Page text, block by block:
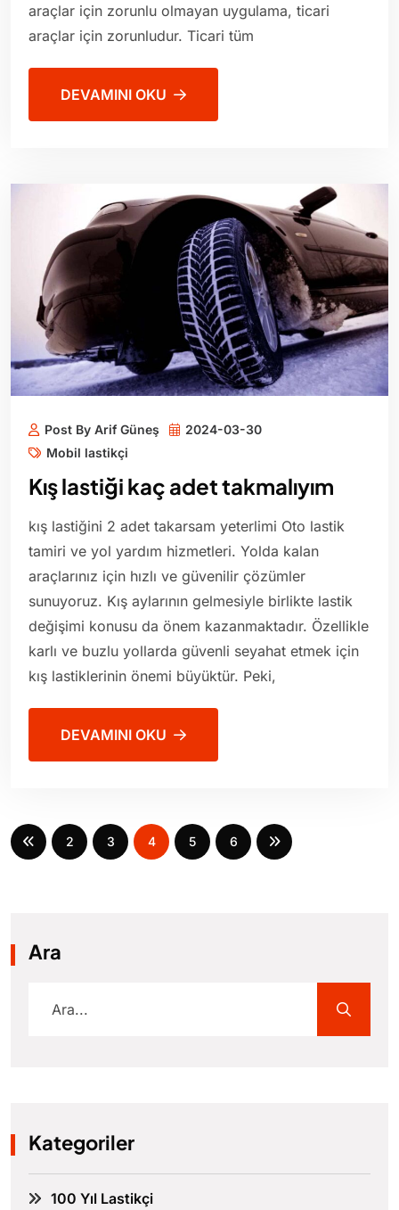
araçlar için zorunlu olmayan uygulama, ticari
araçlar için zorunludur. Ticari tüm
DEVAMINI OKU
Post By Arif Güneş
2024-03-30
Mobil lastikçi
Kış lastiği kaç adet takmalıyım
kış lastiğini 2 adet takarsam yeterlimi Oto lastik
tamiri ve yol yardım hizmetleri. Yolda kalan
araçlarınız için hızlı ve güvenilir çözümler
sunuyoruz. Kış aylarının gelmesiyle birlikte lastik
değişimi konusu da önem kazanmaktadır. Özellikle
karlı ve buzlu yollarda güvenli seyahat etmek için
kış lastiklerinin önemi büyüktür. Peki,
DEVAMINI OKU
2 3 4 5 6
Ara
Kategoriler
100 Yıl Lastikçi